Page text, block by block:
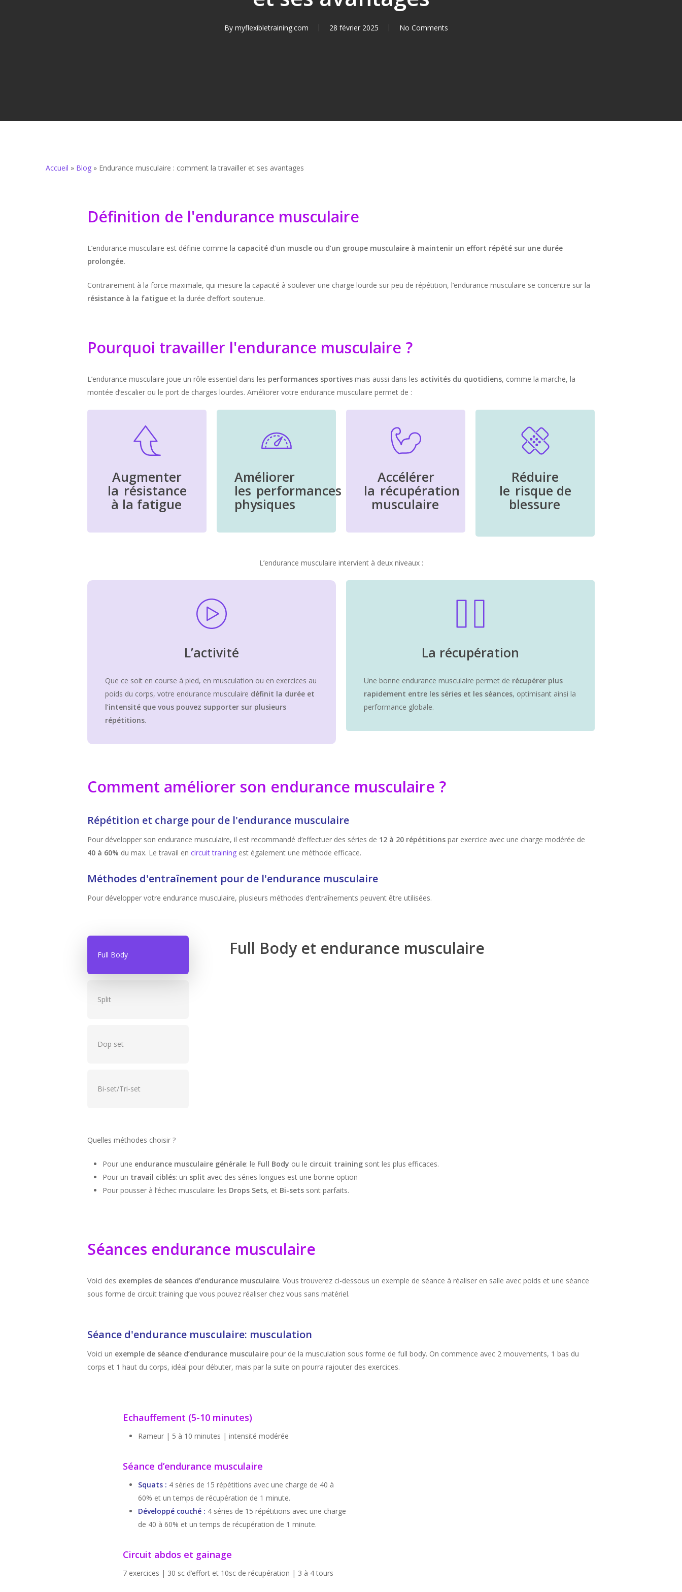
By myflexibletraining.com 28 février 2025 No Comments
Accueil » Blog » Endurance musculaire : comment la travailler et ses avantages
Définition de l'endurance musculaire
L’endurance musculaire est définie comme la capacité d’un muscle ou d’un groupe musculaire à maintenir un effort répété sur une durée
prolongée.
Contrairement à la force maximale, qui mesure la capacité à soulever une charge lourde sur peu de répétition, l’endurance musculaire se concentre sur la
résistance à la fatigue et la durée d’effort soutenue.
Pourquoi travailler l'endurance musculaire ?
L’endurance musculaire joue un rôle essentiel dans les performances sportives mais aussi dans les activités du quotidiens, comme la marche, la
montée d’escalier ou le port de charges lourdes. Améliorer votre endurance musculaire permet de :
Augmenter
la résistance
à la fatigue
Améliorer
les performances
physiques
Accélérer
la récupération
musculaire
Réduire
le risque de
blessure
L’endurance musculaire intervient à deux niveaux :
L’activité
Que ce soit en course à pied, en musculation ou en exercices au
poids du corps, votre endurance musculaire définit la durée et
l’intensité que vous pouvez supporter sur plusieurs
répétitions.
La récupération
Une bonne endurance musculaire permet de récupérer plus
rapidement entre les séries et les séances, optimisant ainsi la
performance globale.
Comment améliorer son endurance musculaire ?
Répétition et charge pour de l'endurance musculaire
Pour développer son endurance musculaire, il est recommandé d’effectuer des séries de 12 à 20 répétitions par exercice avec une charge modérée de
40 à 60% du max. Le travail en circuit training est également une méthode efficace.
Méthodes d'entraînement pour de l'endurance musculaire
Pour développer votre endurance musculaire, plusieurs méthodes d’entraînements peuvent être utilisées.
Full Body
Split
Dop set
Bi-set/Tri-set
Full Body et endurance musculaire
Quelles méthodes choisir ?
Pour une endurance musculaire générale: le Full Body ou le circuit training sont les plus efficaces.
Pour un travail ciblés: un split avec des séries longues est une bonne option
Pour pousser à l’échec musculaire: les Drops Sets, et Bi-sets sont parfaits.
Séances endurance musculaire
Voici des exemples de séances d’endurance musculaire. Vous trouverez ci-dessous un exemple de séance à réaliser en salle avec poids et une séance
sous forme de circuit training que vous pouvez réaliser chez vous sans matériel.
Séance d'endurance musculaire: musculation
Voici un exemple de séance d’endurance musculairepour de la musculation sous forme de full body. On commence avec 2 mouvements, 1 bas du
corps et 1 haut du corps, idéal pour débuter, mais par la suite on pourra rajouter des exercices.
Echauffement (5-10 minutes)
Rameur | 5 à 10 minutes | intensité modérée
Séance d’endurance musculaire
Squats : 4 séries de 15 répétitions avec une charge de 40 à
60% et un temps de récupération de 1 minute.
Développé couché : 4 séries de 15 répétitions avec une charge
de 40 à 60% et un temps de récupération de 1 minute.
Circuit abdos et gainage
7 exercices | 30 sc d’effort et 10sc de récupération | 3 à 4 tours